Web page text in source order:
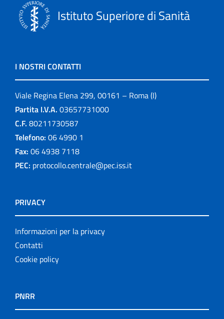
Istituto Superiore di Sanità
I NOSTRI CONTATTI
Viale Regina Elena 299, 00161 – Roma (I)
Partita I.V.A. 03657731000
C.F. 80211730587
Telefono: 06 4990 1
Fax: 06 4938 7118
PEC: protocollo.centrale@pec.iss.it
PRIVACY
Informazioni per la privacy
Contatti
Cookie policy
PNRR